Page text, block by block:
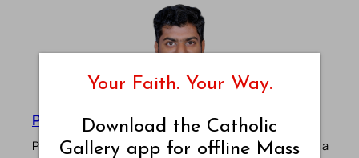
Pradeep Augustine
Pradeep Augustine is the founder of Catholic Gallery, a
Your Faith. Your Way.
Download the Catholic
Gallery app for offline Mass